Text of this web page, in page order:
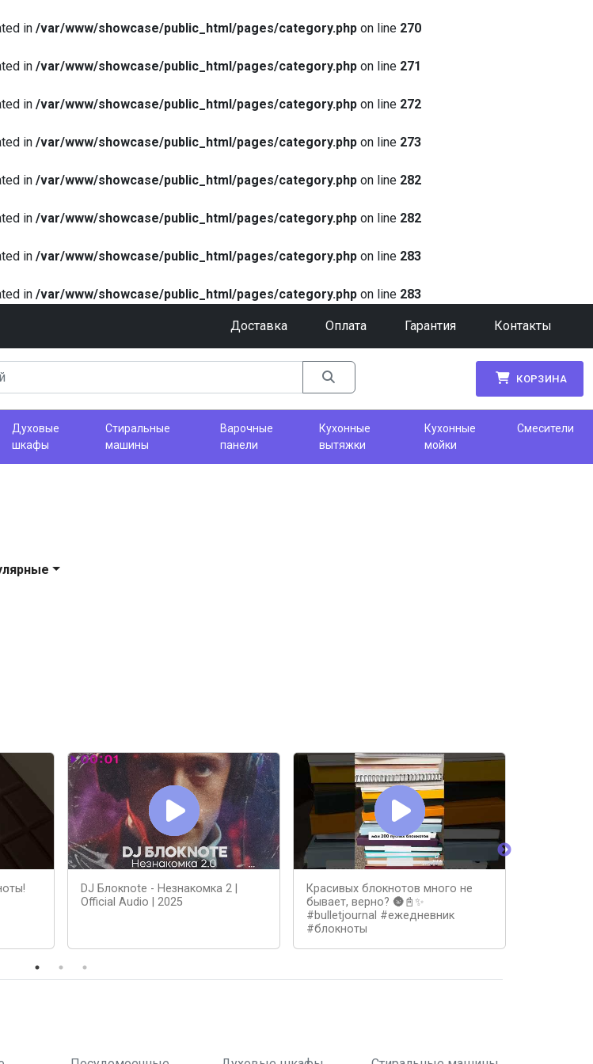
in /var/www/showcase/public_html/pages/category.php on line 270
in /var/www/showcase/public_html/pages/category.php on line 271
in /var/www/showcase/public_html/pages/category.php on line 272
in /var/www/showcase/public_html/pages/category.php on line 273
in /var/www/showcase/public_html/pages/category.php on line 282
in /var/www/showcase/public_html/pages/category.php on line 282
in /var/www/showcase/public_html/pages/category.php on line 283
in /var/www/showcase/public_html/pages/category.php on line 283
Доставка Оплата Гарантия Контакты
КОРЗИНА
Духовые
шкафы
Стиральные
машины
Варочные
панели
Кухонные
вытяжки
Кухонные
мойки
Смесители
DJ Блокnote - Незнакомка 2 |
Official Audio | 2025
Красивых блокнотов много не
бывает, верно? 🌚📓✨
#bulletjournal #ежедневник
#блокноты